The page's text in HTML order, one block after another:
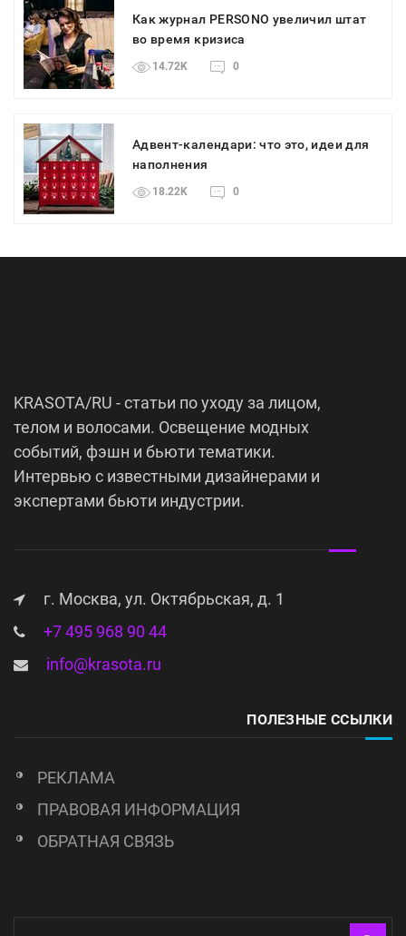
Как журнал PERSONO увеличил штат
во время кризиса
14.72K 0
Адвент-календари: что это, идеи для
наполнения
18.22K 0
KRASOTA/RU - статьи по уходу за лицом,
телом и волосами. Освещение модных
событий, фэшн и бьюти тематики.
Интервью с известными дизайнерами и
экспертами бьюти индустрии.
г. Москва, ул. Октябрьская, д. 1
+7 495 968 90 44
info@krasota.ru
ПОЛЕЗНЫЕ ССЫЛКИ
РЕКЛАМА
ПРАВОВАЯ ИНФОРМАЦИЯ
ОБРАТНАЯ СВЯЗЬ